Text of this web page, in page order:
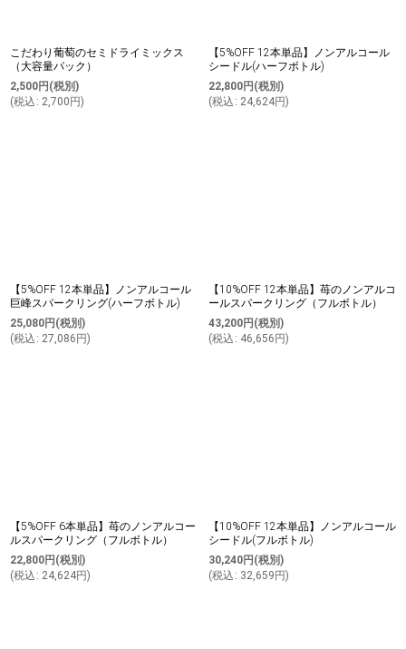
こだわり葡萄のセミドライミックス
（大容量パック）
2,500円 (税別)
(税込 : 2,700 円)
【5%OFF 12本単品】ノンアルコール
シードル(ハーフボトル)
22,800円 (税別)
(税込 : 24,624円)
【5%OFF 12本単品】ノンアルコール
巨峰スパークリング(ハーフボトル)
25,080円 (税別)
(税込 : 27,086 円)
【10%OFF 12本単品】苺のノンアルコ
ールスパークリング（フルボトル）
43,200円 (税別)
(税込 : 46,656 円)
【5%OFF 6本単品】苺のノンアルコー
ルスパークリング（フルボトル）
22,800円 (税別)
(税込 : 24,624円)
【10%OFF 12本単品】ノンアルコール
シードル(フルボトル)
30,240円 (税別)
(税込 : 32,659 円)